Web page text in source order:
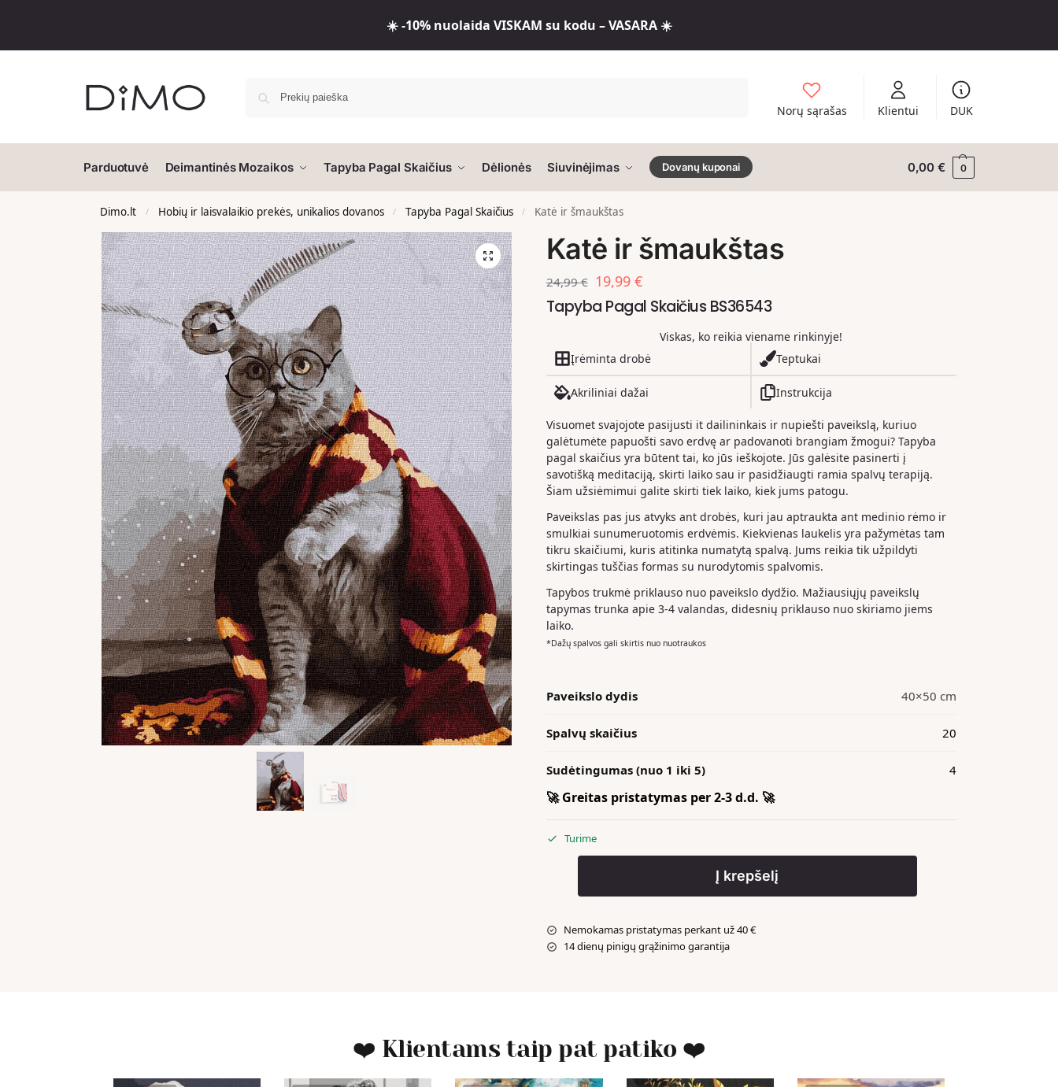
☀️ -10% nuolaida VISKAM su kodu – VASARA ☀️
Norų sąrašas Klientui DUK
Parduotuvė Deimantinės Mozaikos Tapyba Pagal Skaičius Dėlionės Siuvinėjimas Dovanų kuponai 0,00€ 0
Dimo.lt / Hobių ir laisvalaikio prekės, unikalios dovanos / Tapyba Pagal Skaičius / Katė ir šmaukštas
Katė ir šmaukštas
24,99€ 19,99 €
Tapyba Pagal Skaičius BS36543
Viskas, ko reikia viename rinkinyje!
Įrėminta drobė
Teptukai
Akriliniai dažai Instrukcija
Visuomet svajojote pasijusti it dailininkais ir nupiešti paveikslą, kuriuo
galėtumėte papuošti savo erdvę ar padovanoti brangiam žmogui? Tapyba
pagal skaičius yra būtent tai, ko jūs ieškojote. Jūs galėsite pasinerti į
savotišką meditaciją, skirti laiko sau ir pasidžiaugti ramia spalvų terapiją.
Šiam užsiėmimui galite skirti tiek laiko, kiek jums patogu.
Paveikslas pas jus atvyks ant drobės, kuri jau aptraukta ant medinio rėmo ir
smulkiai sunumeruotomis erdvėmis. Kiekvienas laukelis yra pažymėtas tam
tikru skaičiumi, kuris atitinka numatytą spalvą. Jums reikia tik užpildyti
skirtingas tuščias formas su nurodytomis spalvomis.
Tapybos trukmė priklauso nuo paveikslo dydžio. Mažiausiųjų paveikslų
tapymas trunka apie 3-4 valandas, didesnių priklauso nuo skiriamo jiems
laiko.
*Dažų spalvos gali skirtis nuo nuotraukos
Paveikslo dydis 40×50 cm
Spalvų skaičius 20
Sudėtingumas (nuo 1 iki 5) 4
🚀 Greitas pristatymas per 2-3 d.d. 🚀
Turime
Į krepšelį
Nemokamas pristatymas perkant už 40 €
14 dienų pinigų grąžinimo garantija
❤️ Klientams taip pat patiko ❤️